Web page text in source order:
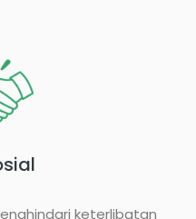
keterlibatan